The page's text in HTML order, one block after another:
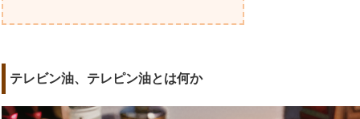
テレビン油、テレピン油とは何か